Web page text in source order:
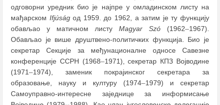
одговорни уредник био је најпре у омладинском листу на
мађарском Ifjúságод 1959. до 1962, а затим је ту функцију
обављао у матичном листу Magyar Szó (1962–1967).
Обављао је више друштвено-политичких функција. Био је
секретар Секције за међунационалне односе Савезне
конференције ССРН (1968–1971), секретар КПЗ Војводине
(1971–1974), заменик покрајинског секретара за
образовање, науку и културу (1974–1979) и секретар
Самоуправно-интересне заједнице за информисање